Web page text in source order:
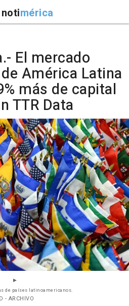
notimérica
El mercado
América Latina
más de capital
TTR Data
de países latinoamericanos.
- ARCHIVO